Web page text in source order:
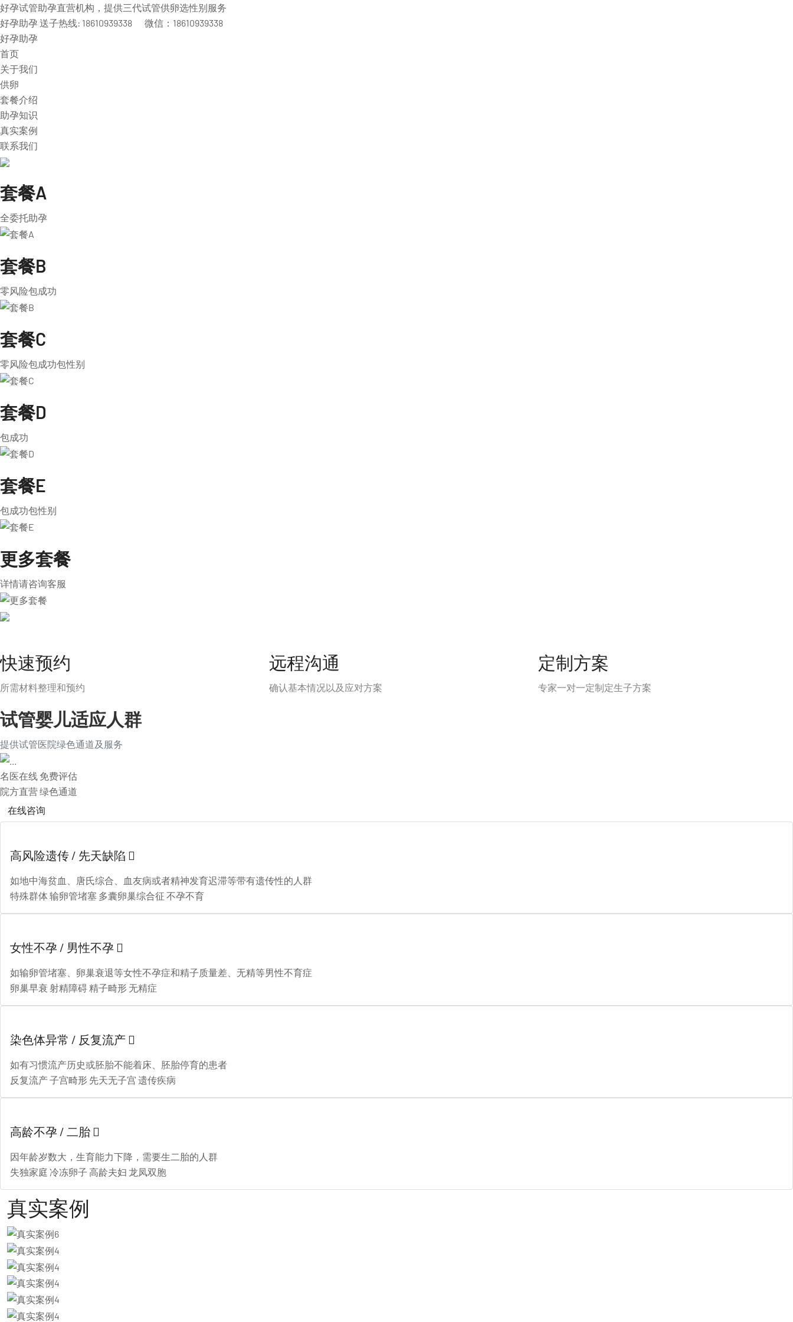
好孕试管助孕直营机构，提供三代试管供卵选性别服务
好孕助孕 送子热线: 18610939338 微信：18610939338
好孕助孕
首页
关于我们
供卵
套餐介绍
助孕知识
真实案例
联系我们
套餐A
全委托助孕
套餐B
零风险包成功
套餐C
零风险包成功包性别
套餐D
包成功
套餐E
包成功包性别
更多套餐
详情请咨询客服
快速预约
所需材料整理和预约
远程沟通
确认基本情况以及应对方案
定制方案
专家一对一定制定生子方案
试管婴儿适应人群
提供试管医院绿色通道及服务
名医在线 免费评估
院方直营绿色通道
在线咨询
高风险遗传 / 先天缺陷 
如地中海贫血、唐氏综合、血友病或者精神发育迟滞等带有遗传性的人群
特殊群体 输卵管堵塞 多囊卵巢综合征 不孕不育
女性不孕 / 男性不孕 
如输卵管堵塞、卵巢衰退等女性不孕症和精子质量差、无精等男性不育症
卵巢早衰 射精障碍 精子畸形 无精症
染色体异常 / 反复流产 
如有习惯流产历史或胚胎不能着床、胚胎停育的患者
反复流产子宫畸形 先天无子宫 遗传疾病
高龄不孕 / 二胎 
因年龄岁数大，生育能力下降，需要生二胎的人群
失独家庭 冷冻卵子 高龄夫妇 龙凤双胞
真实案例